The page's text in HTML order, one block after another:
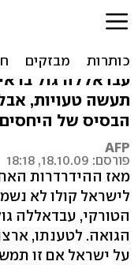
נשיא
ב"ביקורת
עבדאללה גול
תעשה טעויות,
הבסיס של היחסים
AFP
פורסם: 18.10.09, 18:18
מאז ההידרדרות
לישראל קולו לא
הטורקי, עבדאללה
הגואה. לטענתו,
על ישראל אם זו